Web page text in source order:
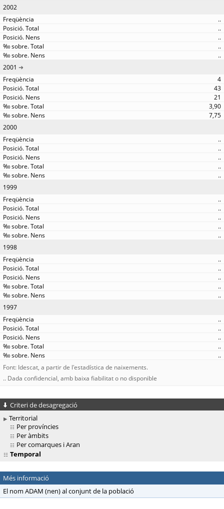
2002
..
..
..
..
..
2001
4
43
21
3,90
7,75
2000
..
..
..
..
..
1999
..
..
..
..
..
1998
..
..
..
..
..
1997
..
..
..
..
..
Font: Idescat, a partir de l'estadística de naixements.
.. Dada confidencial, amb baixa fiabilitat o no disponible
Criteri de desagregació
Territorial
Per províncies
Per àmbits
Per comarques i Aran
Temporal
Més informació
El nom ADAM (nen) al conjunt de la població